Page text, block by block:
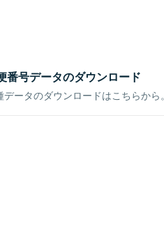
番号データのダウンロード
データのダウンロードはこちらから